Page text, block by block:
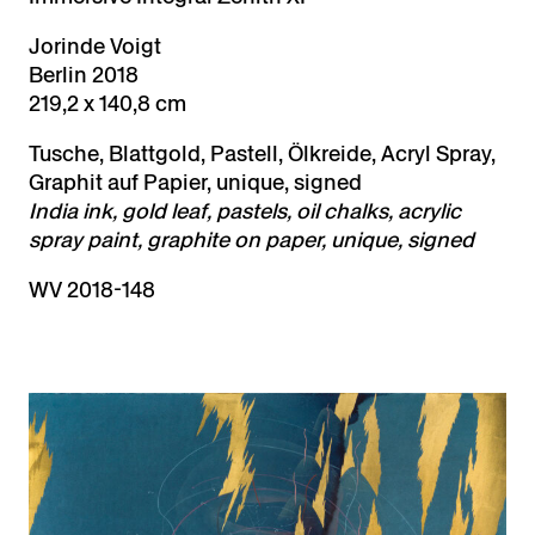
Jorinde Voigt
Berlin 2018
219,2 x 140,8 cm
Tusche, Blattgold, Pastell, Ölkreide, Acryl Spray,
Graphit auf Papier, unique, signed
India ink, gold leaf, pastels, oil chalks, acrylic
spray paint, graphite on paper, unique, signed
WV 2018-148